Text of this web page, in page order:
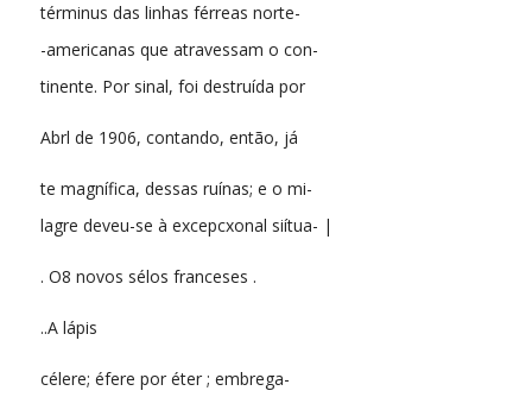
términus das linhas férreas norte-
-americanas que atravessam o con-
tinente. Por sinal, foi destruída por
Abrl de 1906, contando, então, já
te magnífica, dessas ruínas; e o mi-
lagre deveu-se à excepcxonal siítua- |
. O8 novos sélos franceses .
..A lápis
célere; éfere por éter ; embrega-